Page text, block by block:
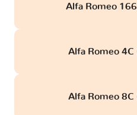
Alfa Romeo
Alfa Romeo
Alfa Romeo